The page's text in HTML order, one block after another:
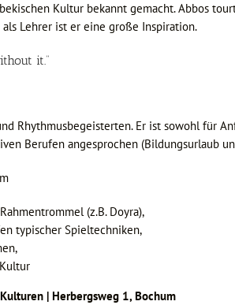
Kultur bekannt gemacht. Abbos
Lehrer ist er eine große Inspiration.
it.”
Rhythmusbegeisterten. Er ist sowohl für
Berufen angesprochen (Bildungsurlaub
(z.B. Doyra),
typischer Spieltechniken,
| Herbergsweg 1, Bochum